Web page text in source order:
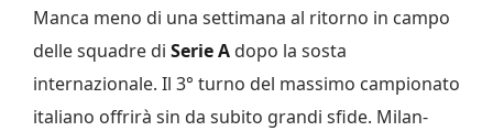
Manca meno di una settimana al ritorno in campo
delle squadre di Serie A dopo la sosta
internazionale. Il 3° turno del massimo campionato
italiano offrirà sin da subito grandi sfide. Milan-